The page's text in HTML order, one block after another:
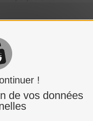
!
de vos données